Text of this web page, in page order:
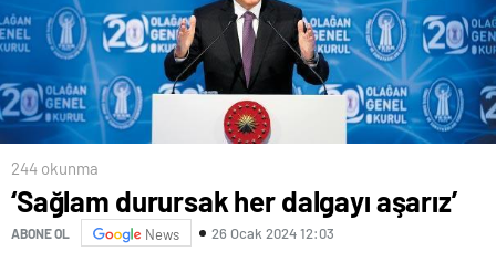
244 okunma
‘Sağlam durursak her dalgayı aşarız’
ABONE OL News 26 Ocak 2024 12:03